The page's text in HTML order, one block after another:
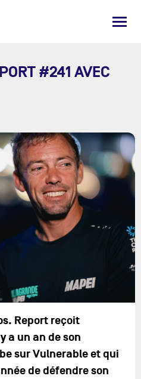
#241 AVEC
Report reçoit
a un an de son
sur Vulnerable et qui
de défendre son